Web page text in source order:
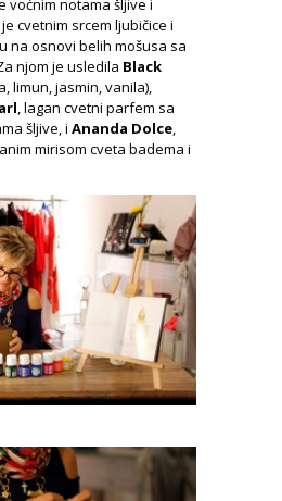
voćnim notama šljive i
cvetnim srcem ljubičice i
na osnovi belih mošusa sa
njom je usledila Black
limun, jasmin, vanila),
, lagan cvetni parfem sa
šljive, i Ananda Dolce,
mirisom cveta badema i